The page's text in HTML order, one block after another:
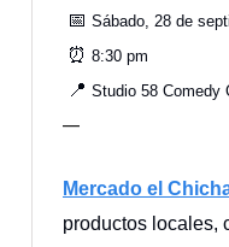
📅 Sábado, 28 de
⏰ 8:30 pm
📍 Studio 58 Comedy
—
Mercado el
productos locales,